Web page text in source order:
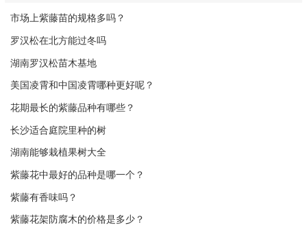
市场上紫藤苗的规格多吗？
罗汉松在北方能过冬吗
湖南罗汉松苗木基地
美国凌霄和中国凌霄哪种更好呢？
花期最长的紫藤品种有哪些？
长沙适合庭院里种的树
湖南能够栽植果树大全
紫藤花中最好的品种是哪一个？
紫藤有香味吗？
紫藤花架防腐木的价格是多少？